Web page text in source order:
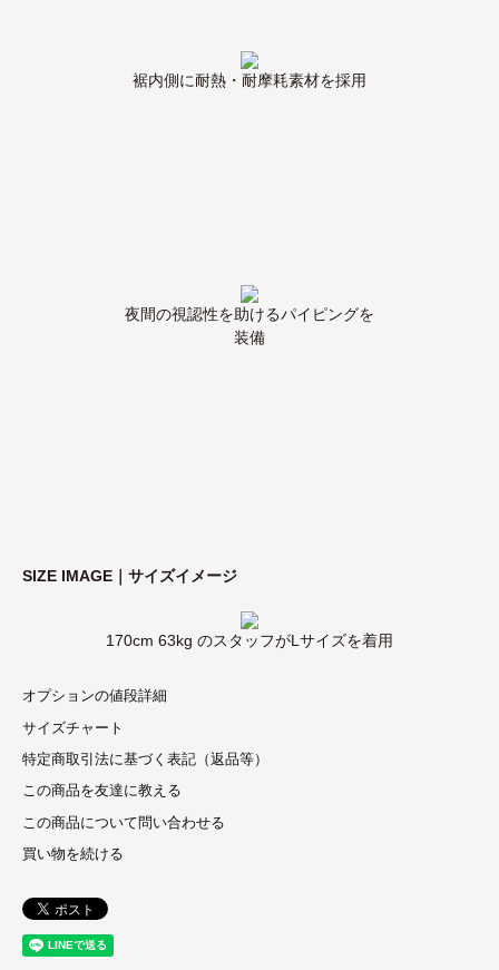
裾内側に耐熱・耐摩耗素材を採用
夜間の視認性を助けるパイピングを
装備
SIZE IMAGE｜サイズイメージ
170cm 63kg のスタッフがLサイズを着用
オプションの値段詳細
サイズチャート
特定商取引法に基づく表記（返品等）
この商品を友達に教える
この商品について問い合わせる
買い物を続ける